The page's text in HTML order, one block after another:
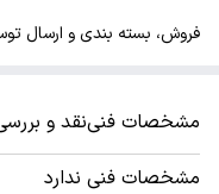
فروش، بسته بندی و ارسال
مشخصات فنینقد و
مشخصات فنی ندارد